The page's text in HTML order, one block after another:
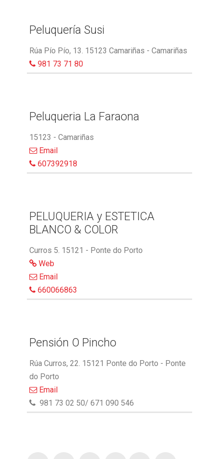
Peluquería Susi
Rúa Pío Pío, 13. 15123 Camariñas - Camariñas
981 73 71 80
Peluqueria La Faraona
15123 - Camariñas
Email
607392918
PELUQUERIA y ESTETICA
BLANCO & COLOR
Curros 5. 15121 - Ponte do Porto
Web
Email
660066863
Pensión O Pincho
Rúa Curros, 22. 15121 Ponte do Porto - Ponte
do Porto
Email
981 73 02 50/ 671 090 546